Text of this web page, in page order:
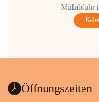
Müllabfuhr
Öffnungszeiten